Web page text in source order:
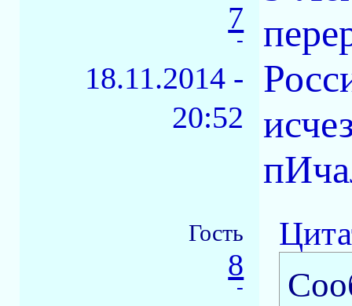
7
-
18.11.2014 -
20:52
Гость
8
-